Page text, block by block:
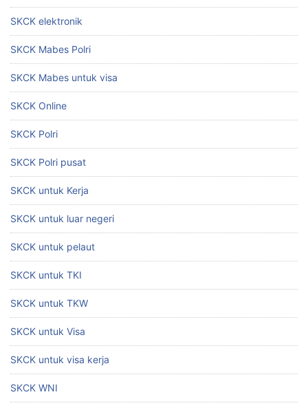
SKCK elektronik
SKCK Mabes Polri
SKCK Mabes untuk visa
SKCK Online
SKCK Polri
SKCK Polri pusat
SKCK untuk Kerja
SKCK untuk luar negeri
SKCK untuk pelaut
SKCK untuk TKI
SKCK untuk TKW
SKCK untuk Visa
SKCK untuk visa kerja
SKCK WNI